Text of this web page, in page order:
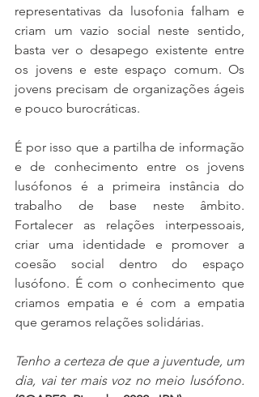
representativas da lusofonia falham e
criam um vazio social neste sentido,
basta ver o desapego existente entre
os jovens e este espaço comum. Os
jovens precisam de organizações ágeis
e pouco burocráticas.
É por isso que a partilha de informação
e de conhecimento entre os jovens
lusófonos é a primeira instância do
trabalho de base neste âmbito.
Fortalecer as relações interpessoais,
criar uma identidade e promover a
coesão social dentro do espaço
lusófono. É com o conhecimento que
criamos empatia e é com a empatia
que geramos relações solidárias.
Tenho a certeza de que a juventude, um